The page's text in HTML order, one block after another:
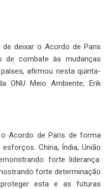
deixar o Acordo de Paris
de combate às mudanças
afirmou nesta quinta-
ONU Meio Ambiente, Erik
Acordo de Paris de forma
China, Índia, União
forte liderança.
forte determinação
esta e as futuras